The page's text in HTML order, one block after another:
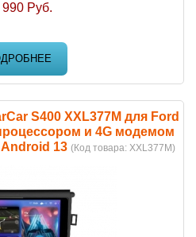
990 Руб.
S400 XXL377M для Ford
и 4G модемом
Android 13 (Код товара: XXL377M)